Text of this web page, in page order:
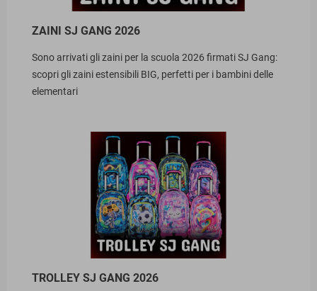
ZAINI SJ GANG 2026
Sono arrivati gli zaini per la scuola 2026 firmati SJ Gang:
scopri gli zaini estensibili BIG, perfetti per i bambini delle
elementari
TROLLEY SJ GANG 2026